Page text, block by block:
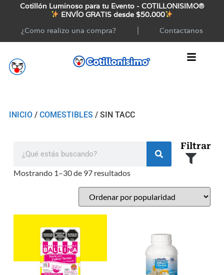
Cotillón Luminoso para tu Evento - COTILLONISIMO®
ENVÍO GRATIS desde $50.000
¿Como realizo una compra?
Contactanos
INICIO/ COMESTIBLES / SIN TACC
Filtrar
Mostrando 1–30 de 97 resultados